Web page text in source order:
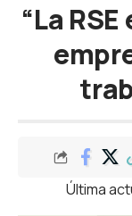
“La
Última